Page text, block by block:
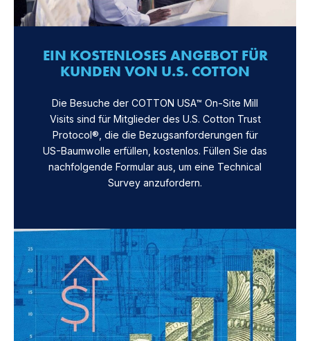
EIN KOSTENLOSES ANGEBOT FÜR
KUNDEN VON U.S. COTTON
Die Besuche der COTTON USA™ On-Site Mill
Visits sind für Mitglieder des U.S. Cotton Trust
Protocol®, die die Bezugsanforderungen für
US-Baumwolle erfüllen, kostenlos. Füllen Sie das
nachfolgende Formular aus, um eine Technical
Survey anzufordern.